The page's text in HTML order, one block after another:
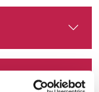
journalistische Praxis